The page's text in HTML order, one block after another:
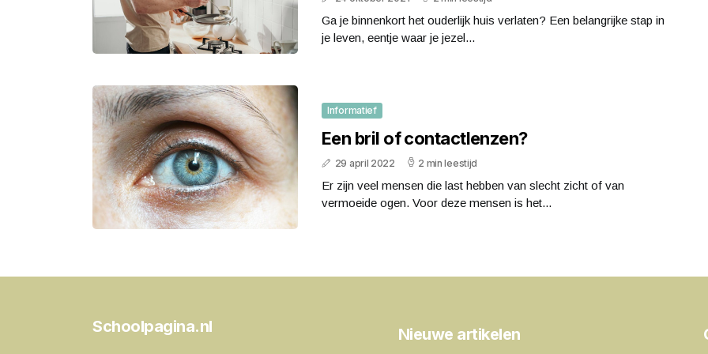
Ga je binnenkort het ouderlijk huis verlaten? Een belangrijke stap in
je leven, eentje waar je jezel...
Informatief
Een bril of contactlenzen?
29 april 2022 2 min leestijd
Er zijn veel mensen die last hebben van slecht zicht of van
vermoeide ogen. Voor deze mensen is het...
Schoolpagina.nl Nieuwe artikelen